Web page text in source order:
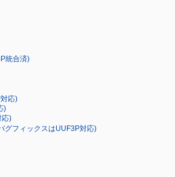
統合済)
応)
)
応)
グフィックスはUUF3P対応)